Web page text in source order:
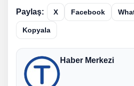
Paylaş: X Facebook
Kopyala
Haber Merkezi